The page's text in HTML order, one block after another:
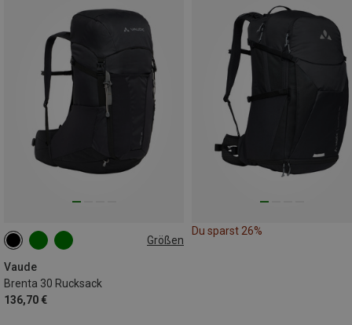
Größen
Vaude
Brenta 30 Rucksack
136,70 €
30L
Du sparst 26%